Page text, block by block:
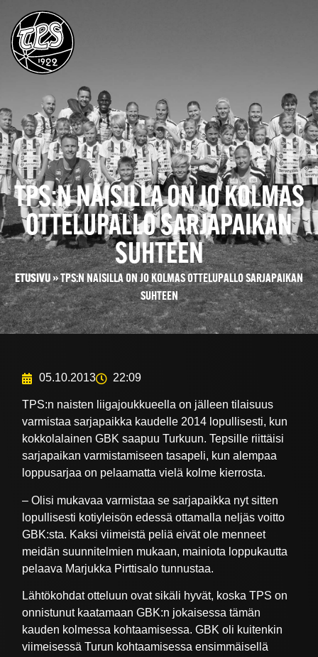
TPS:N NAISILLA ON JO KOLMAS
OTTELUPALLO SARJAPAIKAN
SUHTEEN
ETUSIVU»TPS:N NAISILLA ON JO KOLMAS OTTELUPALLO SARJAPAIKAN
SUHTEEN
05.10.2013 22:09
TPS:n naisten liigajoukkueella on jälleen tilaisuus
varmistaa sarjapaikka kaudelle 2014 lopullisesti, kun
kokkolalainen GBK saapuu Turkuun. Tepsille riittäisi
sarjapaikan varmistamiseen tasapeli, kun alempaa
loppusarjaa on pelaamatta vielä kolme kierrosta.
– Olisi mukavaa varmistaa se sarjapaikka nyt sitten
lopullisesti kotiyleisön edessä ottamalla neljäs voitto
GBK:sta. Kaksi viimeistä peliä eivät ole menneet
meidän suunnitelmien mukaan, mainiota loppukautta
pelaava Marjukka Pirttisalo tunnustaa.
Lähtökohdat otteluun ovat sikäli hyvät, koska TPS on
onnistunut kaatamaan GBK:n jokaisessa tämän
kauden kolmessa kohtaamisessa. GBK oli kuitenkin
viimeisessä Turun kohtaamisessa ensimmäisellä